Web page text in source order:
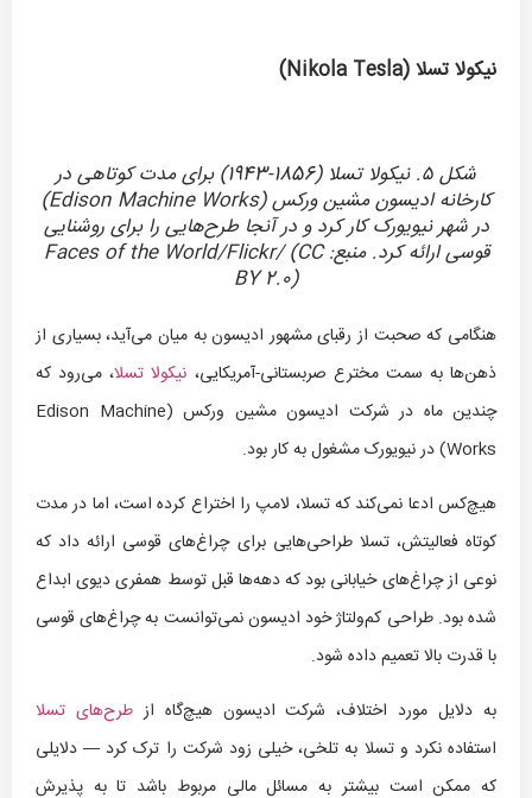
نیکولا تسلا (Nikola Tesla
)
شکل ۵. نیکولا تسلا (1856-1943) برای مدت کوتاهی در
کارخانه ادیسون مشین ورکس (Edison Machine Works)
در شهر نیویورک کار کرد و در آنجا طرح‌هایی را برای روشنایی
قوسی ارائه کرد. منبع: Faces of the World/Flickr/ (CC
BY 2.0)
هنگامی که صحبت از رقبای مشهور ادیسون به میان می‌آید، بسیاری از
ذهن‌ها به سمت مخترع صربستانی-آمریکایی، نیکولا تسلا، می‌رود که
چندین ماه در شرکت ادیسون مشین ورکس (Edison Machine
Works) در نیویورک مشغول به کار بود.
هیچ‌کس ادعا نمی‌کند که تسلا، لامپ را اختراع کرده است، اما در مدت
کوتاه فعالیتش، تسلا طراحی‌هایی برای چراغ‌های قوسی ارائه داد که
نوعی از چراغ‌های خیابانی بود که دهه‌ها قبل توسط همفری دیوی ابداع
شده بود. طراحی کم‌ولتاژ خود ادیسون نمی‌توانست به چراغ‌های قوسی
با قدرت بالا تعمیم داده شود.
به دلایل مورد اختلاف، شرکت ادیسون هیچ‌گاه ازطرح‌های تسلا
استفاده نکرد و تسلا به تلخی، خیلی زود شرکت را ترک کرد — دلایلی
که ممکن است بیشتر به مسائل مالی مربوط باشد تا به پذیرش